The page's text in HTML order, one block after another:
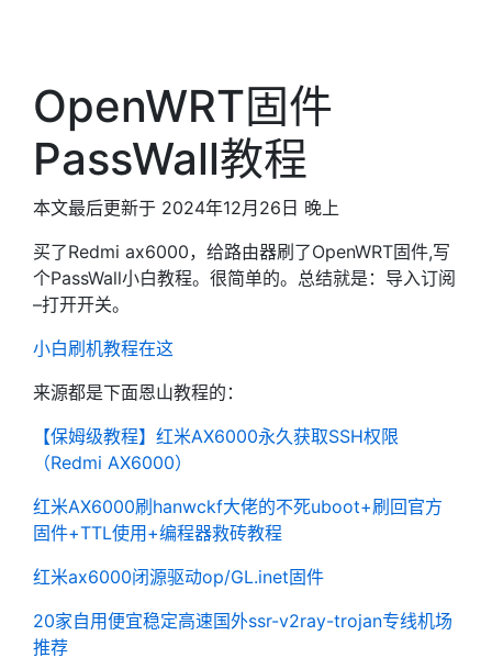
OpenWRT固件
PassWall教程
本文最后更新于 2024年12月26日 晚上
买了Redmi ax6000，给路由器刷了OpenWRT固件,写
个PassWall小白教程。很简单的。总结就是：导入订阅
–打开开关。
小白刷机教程在这
来源都是下面恩山教程的：
【保姆级教程】红米AX6000永久获取SSH权限
（Redmi AX6000）
红米AX6000刷hanwckf大佬的不死uboot+刷回官方
固件+TTL使用+编程器救砖教程
红米ax6000闭源驱动op/GL.inet固件
20家自用便宜稳定高速国外ssr-v2ray-trojan专线机场
推荐